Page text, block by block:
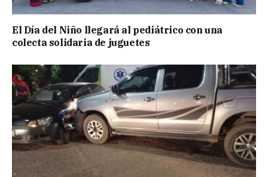
El Día del Niño llegará al pediátrico con una
colecta solidaria de juguetes